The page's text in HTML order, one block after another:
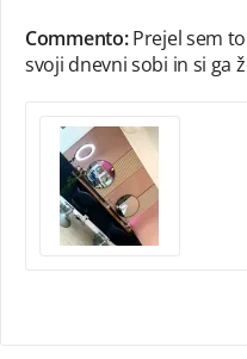
Commento:Prejel sem
svoji dnevni sobi in si ga